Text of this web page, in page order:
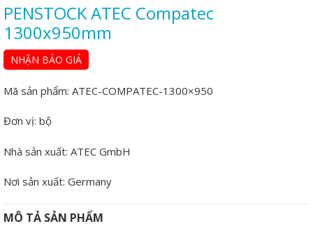
PENSTOCK ATEC Compatec
1300x950mm
NHẬN BÁO GIÁ
Mã sản phẩm: ATEC-COMPATEC-1300×950
Đơn vị: bộ
Nhà sản xuất: ATEC GmbH
Nơi sản xuất: Germany
MÔ TẢ SẢN PHẨM